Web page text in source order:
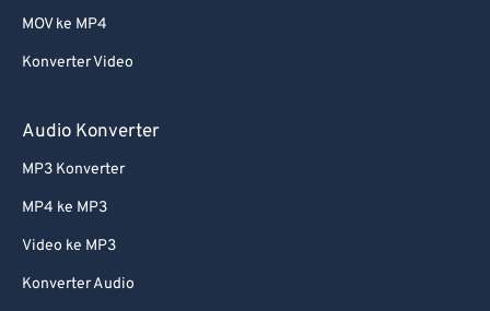
MOV ke MP4
Konverter Video
Audio Konverter
MP3 Konverter
MP4 ke MP3
Video ke MP3
Konverter Audio